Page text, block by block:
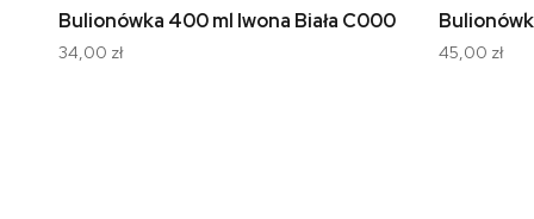
Bulionówka 400 ml Iwona Biała C000
34,00 zł 45,00 zł